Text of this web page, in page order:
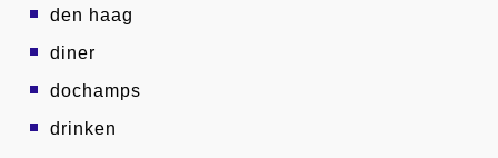
den haag
diner
dochamps
drinken